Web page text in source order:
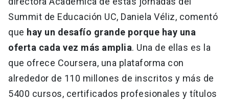
Summit de Educación UC, Daniela Véliz, comentó
que hay un desafío grande porque hay una
oferta cada vez más amplia. Una de ellas es la
que ofrece Coursera, una plataforma con
alrededor de 110 millones de inscritos y más de
5400 cursos, certificados profesionales y títulos